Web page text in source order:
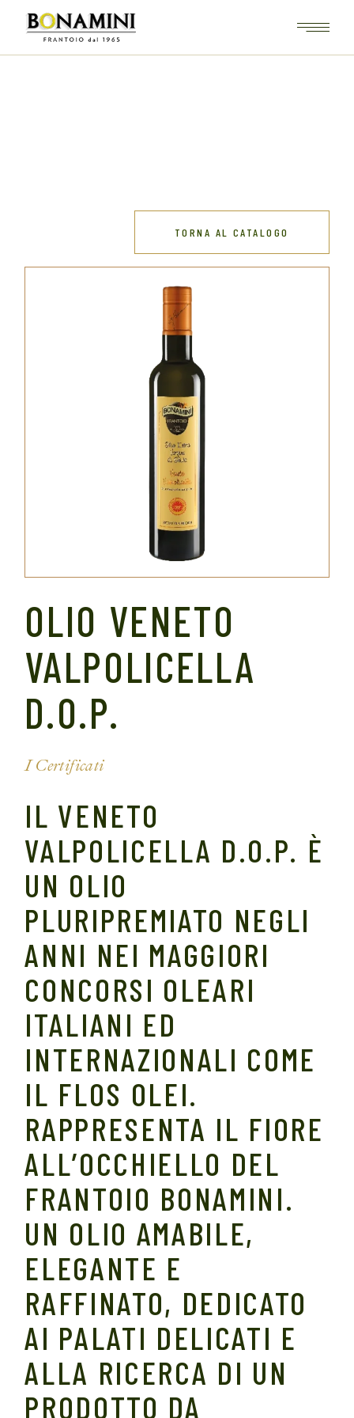
content
TORNA AL CATALOGO
OLIO VENETO
VALPOLICELLA
D.O.P.
I Certificati
IL VENETO
VALPOLICELLA D.O.P. È
UN OLIO
PLURIPREMIATO NEGLI
ANNI NEI MAGGIORI
CONCORSI OLEARI
ITALIANI ED
INTERNAZIONALI COME
IL FLOS OLEI.
RAPPRESENTA IL FIORE
ALL’OCCHIELLO DEL
FRANTOIO BONAMINI.
UN OLIO AMABILE,
ELEGANTE E
RAFFINATO, DEDICATO
AI PALATI DELICATI E
ALLA RICERCA DI UN
PRODOTTO DA